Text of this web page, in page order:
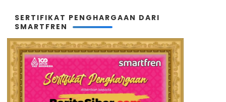
SERTIFIKAT PENGHARGAAN DARI
SMARTFREN